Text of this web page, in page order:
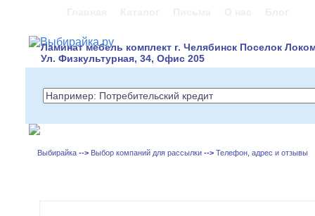
Ламинат мебель комплект г. Челябинск Поселок
Ул. Физкультурная, 34, Офис 205
Выбирайка --> Выбор компаний для рассылки --> Телефон, адрес и отзывы